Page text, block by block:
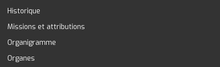
Historique
Missions et attributions
Organigramme
Organes